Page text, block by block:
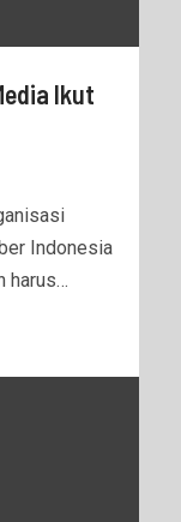
Ikut
Indonesia
harus…